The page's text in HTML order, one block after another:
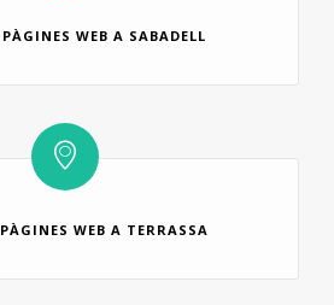
PÀGINES WEB A SABADELL
PÀGINES WEB A TERRASSA